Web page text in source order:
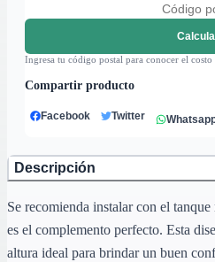
Ingresa tu código postal para conocer el
Compartir producto
Facebook Twitter
Descripción
Se recomienda instalar con el
es el complemento perfecto. Esta
altura ideal para brindar un buen